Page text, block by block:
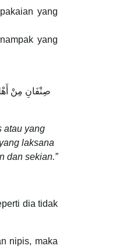
yang
yang
صِنْفَانِ مِنْ
atau yang
laksana
dan sekian.”
dia tidak
nipis, maka